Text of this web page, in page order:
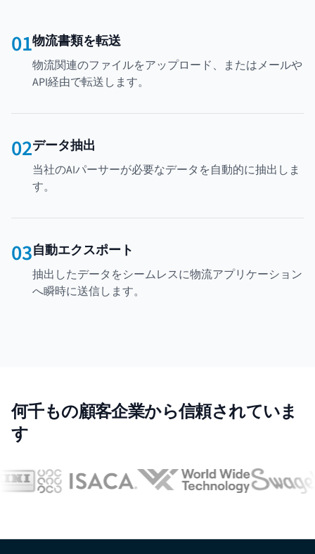
01物流書類を転送
物流関連のファイルをアップロード、またはメールや
API経由で転送します。
02データ抽出
当社のAIパーサーが必要なデータを自動的に抽出しま
す。
03自動エクスポート
抽出したデータをシームレスに物流アプリケーション
へ瞬時に送信します。
何千もの顧客企業から信頼されていま
す